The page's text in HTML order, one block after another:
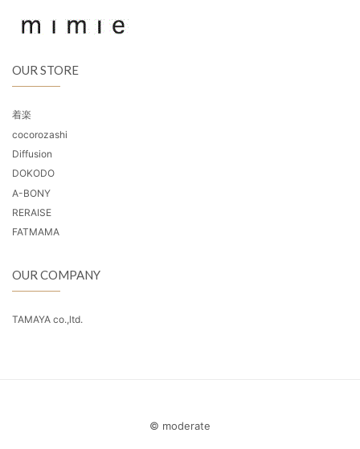
OUR STORE
着楽
cocorozashi
Diffusion
DOKODO
A-BONY
RERAISE
FATMAMA
OUR COMPANY
TAMAYA co.,ltd.
© moderate